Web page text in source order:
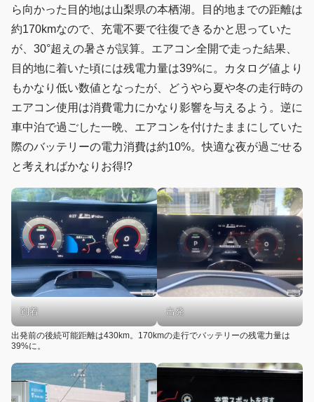
ら向かった目的地は山梨県の本栖湖。目的地までの距離は
約170kmなので、充電不要で往復できるかと思っていた
が、30°超えの暑さが誤算。エアコン全開で走った結果、
目的地に着いた頃には残電力量は39%に。カタログ値より
もかなり低い数値となったが、どうやら夏や冬の走行時の
エアコン使用は消費電力にかなり影響を与えるよう。逆に
車中泊で過ごした一晩、エアコンを付けたままにしていた
際のバッテリーの電力消費は約10%。快適な夜が過ごせる
と考えればかなりお得!?
到着 出発
出発前の後続可能距離は430km。170kmの走行でバッテリーの残電力量は
39%に。